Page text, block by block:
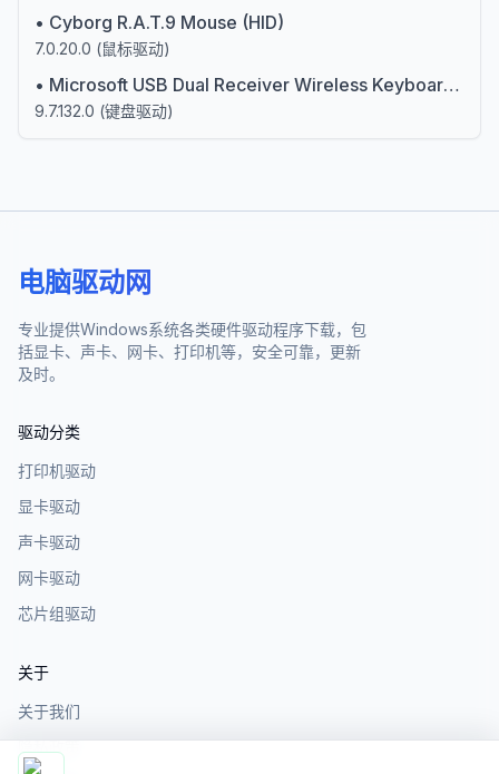
• Cyborg R.A.T.9 Mouse (HID)
7.0.20.0 (鼠标驱动)
• Microsoft USB Dual Receiver Wireless Keyboard (106/109) (Mouse and Keyboard Center)
9.7.132.0 (键盘驱动)
电脑驱动网
专业提供Windows系统各类硬件驱动程序下载，包
括显卡、声卡、网卡、打印机等，安全可靠，更新
及时。
驱动分类
打印机驱动
显卡驱动
声卡驱动
网卡驱动
芯片组驱动
关于
关于我们
隐私政策